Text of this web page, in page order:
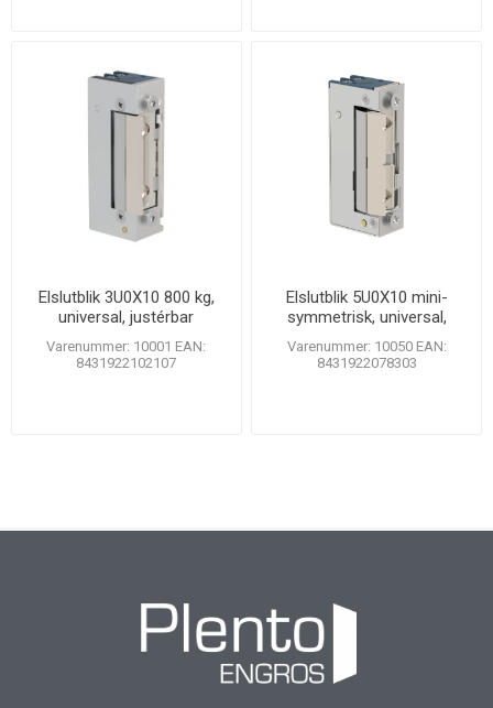
Elslutblik 3U0X10 800 kg,
universal, justérbar
Varenummer: 10001 EAN:
8431922102107
Elslutblik 5U0X10 mini-
symmetrisk, universal,
justérbar
Varenummer: 10050 EAN:
8431922078303